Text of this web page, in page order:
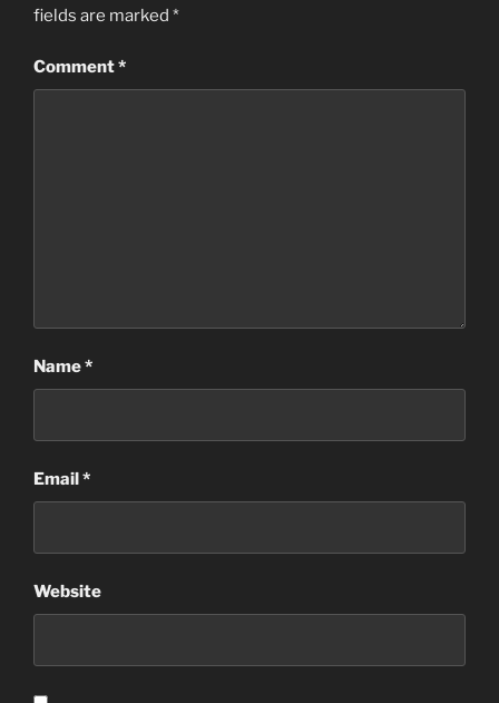
fields are marked *
Comment*
Name*
Email*
Website